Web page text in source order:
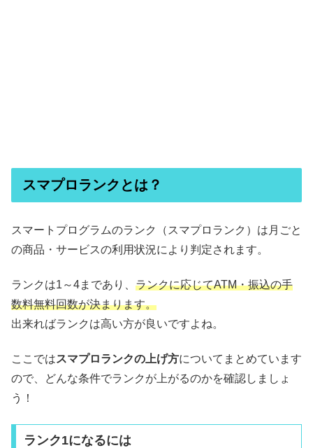
スマプロランクとは？
スマートプログラムのランク（スマプロランク）は月ごと
の商品・サービスの利用状況により判定されます。
ランクは1～4まであり、 ランクに応じてATM・振込の手
数料無料回数が決まります。
出来ればランクは高い方が良いですよね。
ここではスマプロランクの上げ方についてまとめています
ので、どんな条件でランクが上がるのかを確認しましょ
う！
ランク1になるには